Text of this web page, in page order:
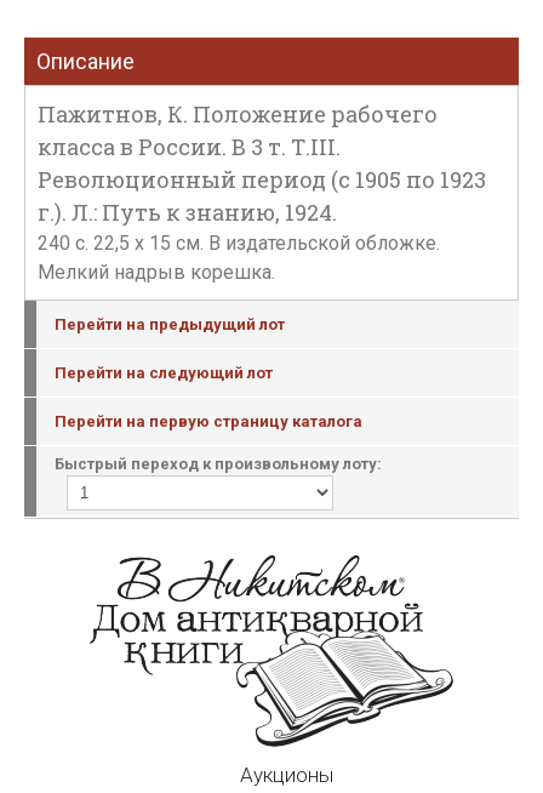
Описание
Пажитнов, К. Положение рабочего
класса в России. В 3 т. Т.III.
Революционный период (с 1905 по 1923
г.). Л.: Путь к знанию, 1924.
240 с. 22,5 х 15 см. В издательской обложке.
Мелкий надрыв корешка.
Перейти на предыдущий лот
Перейти на следующий лот
Перейти на первую страницу каталога
Быстрый переход к произвольному лоту:
Аукционы